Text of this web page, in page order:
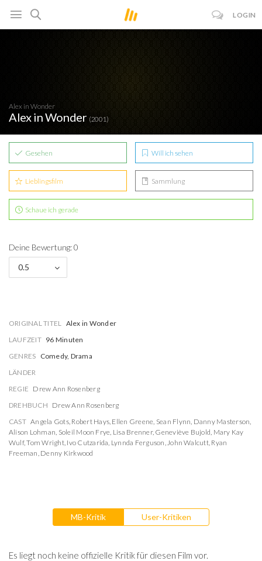
LOGIN
Alex in Wonder
Alex in Wonder (2001)
Gesehen Will ich sehen
Lieblingsfilm Sammlung
Schaue ich gerade
Deine Bewertung: 0
0.5
ORIGINAL TITEL Alex in Wonder
LAUFZEIT 96 Minuten
GENRES Comedy, Drama
LÄNDER
REGIE Drew Ann Rosenberg
DREHBUCH Drew Ann Rosenberg
CAST Angela Gots, Robert Hays, Ellen Greene, Sean Flynn, Danny Masterson,
Alison Lohman, Soleil Moon Frye, Lisa Brenner, Geneviève Bujold, Mary Kay
Wulf,Tom Wright, Ivo Cutzarida, Lynnda Ferguson,John Walcutt, Ryan
Freeman, Denny Kirkwood
MB-Kritik User-Kritiken
Es liegt noch keine offizielle Kritik für diesen Film vor.